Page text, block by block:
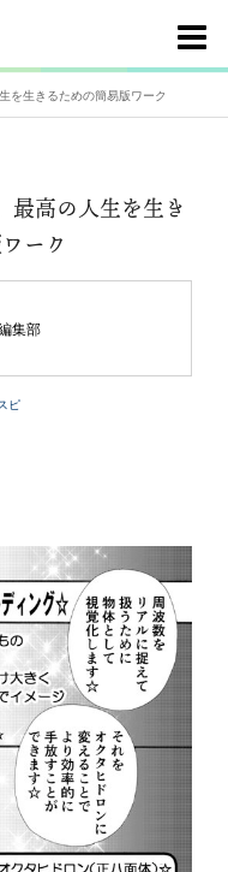
を生きるための簡易版ワーク
最高の人生を生き
ーク
集部
ピ